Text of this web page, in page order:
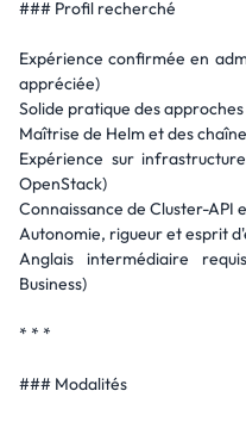
### Profil recherché
Expérience confirmée en
appréciée)
Solide pratique des
Maîtrise de Helm et des
Expérience sur
OpenStack)
Connaissance de Cluster-API
Autonomie, rigueur et esprit
Anglais intermédiaire
Business)
* * *
### Modalités